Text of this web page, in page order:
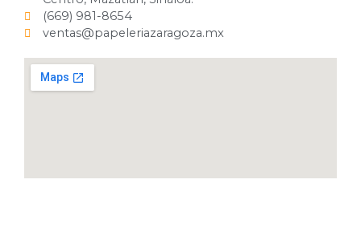
(669) 981-8654
ventas@papeleriazaragoza.mx